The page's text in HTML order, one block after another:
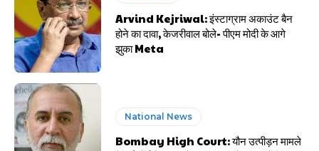
Arvind Kejriwal: इंस्टाग्राम अकाउंट बैन
होने का दावा, केजरीवाल बोले- पीएम मोदी के आगे
झुका Meta
National News
Bombay High Court: यौन उत्पीड़न मामले